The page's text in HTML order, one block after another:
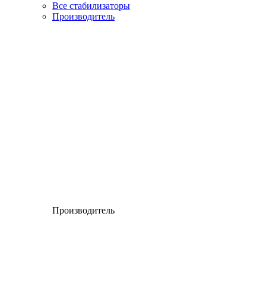
Все стабилизаторы
Производитель
Производитель